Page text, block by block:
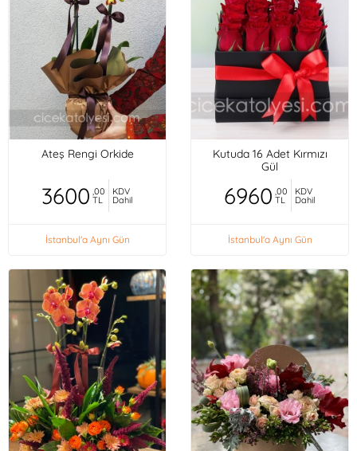
Ateş Rengi Orkide
3600 ,00
TL
KDV
Dahil
İstanbul'a Aynı Gün
Kutuda 16 Adet Kırmızı
Gül
6960 ,00
TL
KDV
Dahil
İstanbul'a Aynı Gün